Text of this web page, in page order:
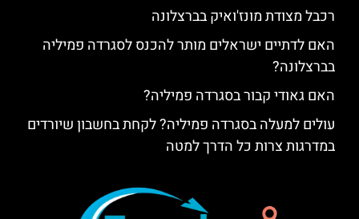
רכבל מצודת מונז'ואיק בברצלונה
האם לדתיים ישראלים מותר להכנס לסגרדה פמיליה
בברצלונה?
האם גאודי קבור בסגרדה פמיליה?
עולים למעלה בסגרדה פמיליה? לקחת בחשבון שיורדים
במדרגות צרות כל הדרך למטה